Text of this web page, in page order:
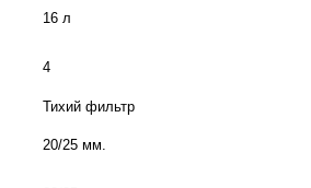
16 л
4
Тихий фильтр
20/25 мм.